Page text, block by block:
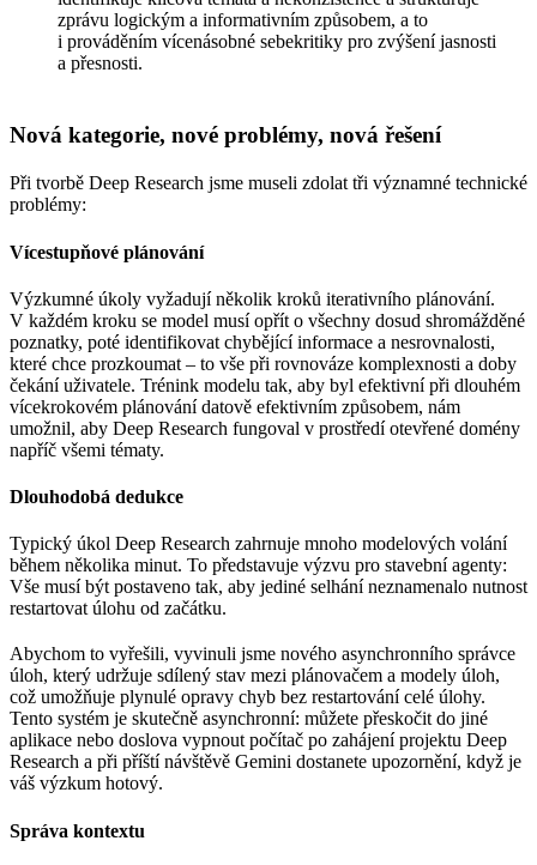
zprávu logickým a informativním způsobem, a to
i prováděním vícenásobné sebekritiky pro zvýšení jasnosti
a přesnosti.
Nová kategorie, nové problémy, nová řešení
Při tvorbě Deep Research jsme museli zdolat tři významné technické
problémy:
Vícestupňové plánování
Výzkumné úkoly vyžadují několik kroků iterativního plánování.
V každém kroku se model musí opřít o všechny dosud shromážděné
poznatky, poté identifikovat chybějící informace a nesrovnalosti,
které chce prozkoumat – to vše při rovnováze komplexnosti a doby
čekání uživatele. Trénink modelu tak, aby byl efektivní při dlouhém
vícekrokovém plánování datově efektivním způsobem, nám
umožnil, aby Deep Research fungoval v prostředí otevřené domény
napříč všemi tématy.
Dlouhodobá dedukce
Typický úkol Deep Research zahrnuje mnoho modelových volání
během několika minut. To představuje výzvu pro stavební agenty:
Vše musí být postaveno tak, aby jediné selhání neznamenalo nutnost
restartovat úlohu od začátku.
Abychom to vyřešili, vyvinuli jsme nového asynchronního správce
úloh, který udržuje sdílený stav mezi plánovačem a modely úloh,
což umožňuje plynulé opravy chyb bez restartování celé úlohy.
Tento systém je skutečně asynchronní: můžete přeskočit do jiné
aplikace nebo doslova vypnout počítač po zahájení projektu Deep
Research a při příští návštěvě Gemini dostanete upozornění, když je
váš výzkum hotový.
Správa kontextu